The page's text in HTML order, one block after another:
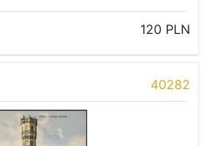
120 PLN
40282